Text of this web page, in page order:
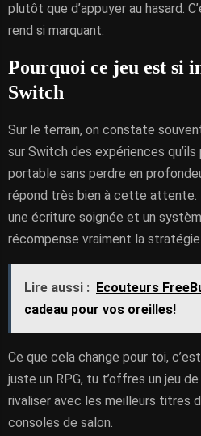
plutôt que d’appuyer au hasard.
rend si marquant.
Pourquoi ce jeu est si
Switch
Sur le terrain, on constate
sur Switch des expériences
portable sans perdre en
répond très bien à cette attente.
une écriture soignée et un
récompense vraiment la stratégie.
Lire aussi : Ecouteurs
cadeau pour vos oreilles!
Ce que cela change pour toi,
juste un RPG, tu t’offres un jeu
rivaliser avec les meilleurs titres
consoles de salon.